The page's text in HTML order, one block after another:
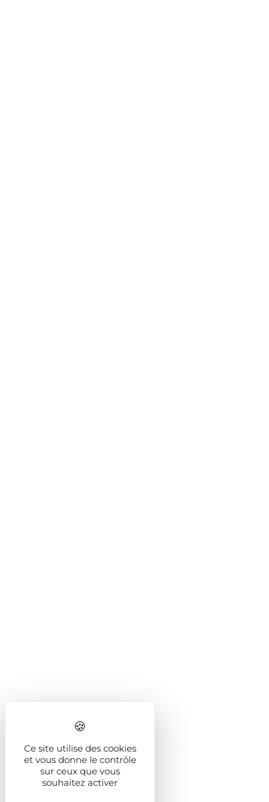
Ce site utilise des cookies
et vous donne le contrôle
sur ceux que vous
souhaitez activer